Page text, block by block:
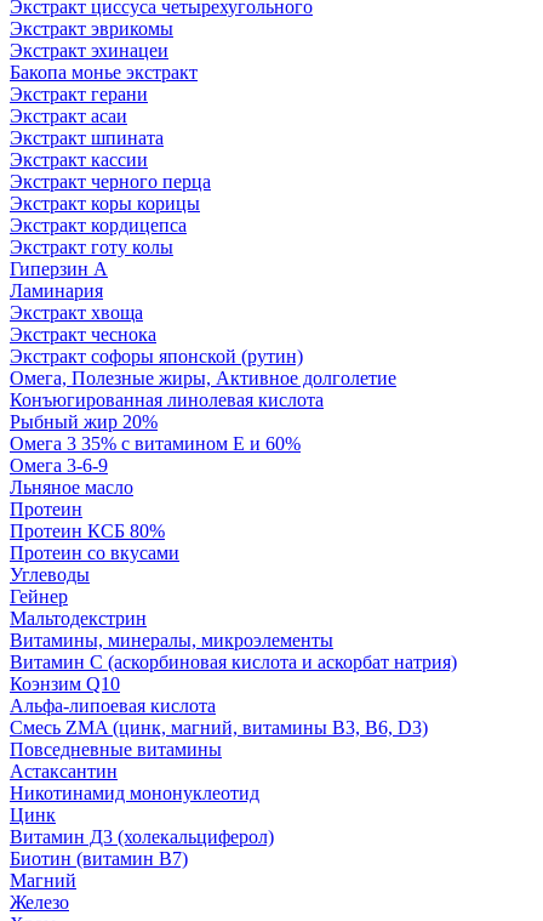
Экстракт циссуса четырехугольного
Экстракт эврикомы
Экстракт эхинацеи
Бакопа монье экстракт
Экстракт герани
Экстракт асаи
Экстракт шпината
Экстракт кассии
Экстракт черного перца
Экстракт коры корицы
Экстракт кордицепса
Экстракт готу колы
Гиперзин А
Ламинария
Экстракт хвоща
Экстракт чеснока
Экстракт софоры японской (рутин)
Омега, Полезные жиры, Активное долголетие
Конъюгированная линолевая кислота
Рыбный жир 20%
Омега 3 35% с витамином Е и 60%
Омега 3-6-9
Льняное масло
Протеин
Протеин КСБ 80%
Протеин со вкусами
Углеводы
Гейнер
Мальтодекстрин
Витамины, минералы, микроэлементы
Витамин C (аскорбиновая кислота и аскорбат натрия)
Коэнзим Q10
Альфа-липоевая кислота
Смесь ZMA (цинк, магний, витамины B3, B6, D3)
Повседневные витамины
Астаксантин
Никотинамид мононуклеотид
Цинк
Витамин Д3 (холекальциферол)
Биотин (витамин B7)
Магний
Железо